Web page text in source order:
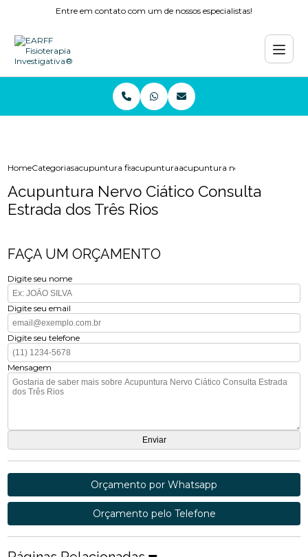
Entre em contato com um de nossos especialistas!
HomeCategoriasacupuntura fisioterapia
acupunturaacupuntura nervo ciatico
Acupuntura Nervo Ciático Consulta
Estrada dos Três Rios
FAÇA UM ORÇAMENTO
Digite seu nome
Digite seu email
Digite seu telefone
Mensagem
Orçamento por Whatsapp
Orçamento pelo Telefone